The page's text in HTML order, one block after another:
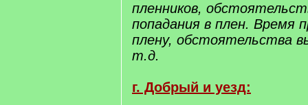
пленников,
попадания в плен. Время
плену, обстоятельства
т.д.
г. Добрый и уезд: